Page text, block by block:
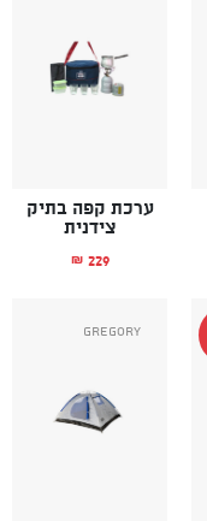
ערכת קפה בתיק
צידנית
₪ 229
Gregory